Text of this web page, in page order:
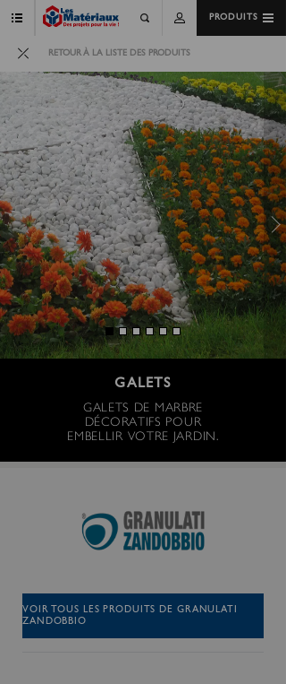
PRODUITS
RETOUR À LA LISTE DES PRODUITS
GALETS
GALETS DE MARBRE
DÉCORATIFS POUR
EMBELLIR VOTRE JARDIN.
VOIR TOUS LES PRODUITS DE GRANULATI
ZANDOBBIO